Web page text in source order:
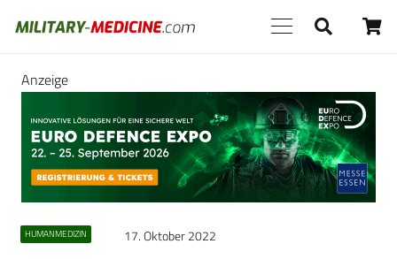
Anzeige
HUMANMEDIZIN 17. Oktober 2022